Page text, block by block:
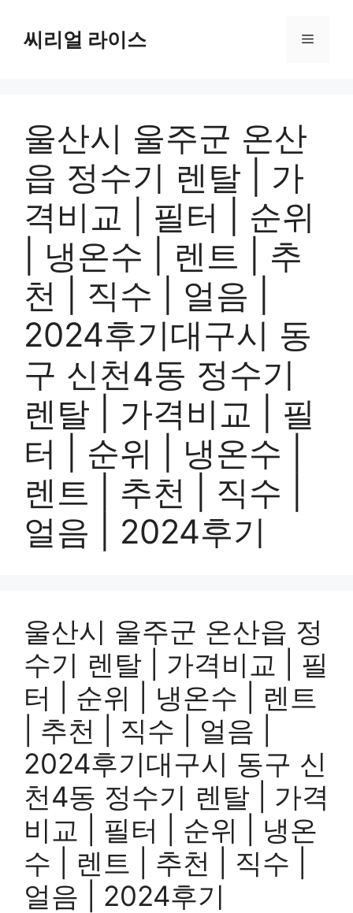
씨리얼 라이스 메
울산시 울주군 온산
읍 정수기 렌탈 | 가
격비교 | 필터 | 순위
| 냉온수 | 렌트 | 추
천 | 직수 | 얼음 |
2024후기대구시 동
구 신천4동 정수기
렌탈 | 가격비교 | 필
터 | 순위 | 냉온수 |
렌트 | 추천 | 직수 |
얼음 | 2024후기
울산시 울주군 온산읍 정
수기 렌탈 | 가격비교 | 필
터 | 순위 | 냉온수 | 렌트
| 추천 | 직수 | 얼음 |
2024후기대구시 동구 신
천4동 정수기 렌탈 | 가격
비교 | 필터 | 순위 | 냉온
수 | 렌트 | 추천 | 직수 |
얼음 | 2024후기